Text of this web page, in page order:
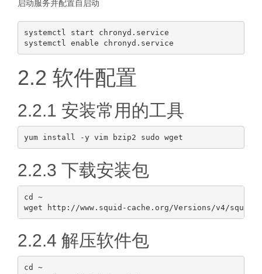
启动服务并配置自启动
systemctl start chronyd.service
2.2 软件配置
2.2.1 安装常用的工具
2.2.3 下载安装包
cd ~
2.2.4 解压软件包
cd ~